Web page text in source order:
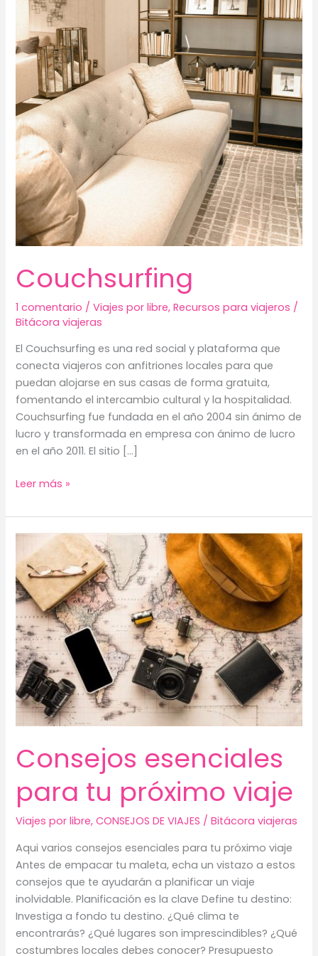
Couchsurfing
1 comentario /Viajes por libre,Recursos para viajeros /
Bitácora viajeras
El Couchsurfing es una red social y plataforma que
conecta viajeros con anfitriones locales para que
puedan alojarse en sus casas de forma gratuita,
fomentando el intercambio cultural y la hospitalidad.
Couchsurfing fue fundada en el año 2004 sin ánimo de
lucro y transformada en empresa con ánimo de lucro
en el año 2011. El sitio […]
Couchsurfing
Leer más »
Consejos esenciales
para tu próximo viaje
Viajes por libre,CONSEJOS DE VIAJES /Bitácora viajeras
Aqui varios consejos esenciales para tu próximo viaje
Antes de empacar tu maleta, echa un vistazo a estos
consejos que te ayudarán a planificar un viaje
inolvidable. Planificación es la clave Define tu destino:
Investiga a fondo tu destino. ¿Qué clima te
encontrarás? ¿Qué lugares son imprescindibles? ¿Qué
costumbres locales debes conocer? Presupuesto